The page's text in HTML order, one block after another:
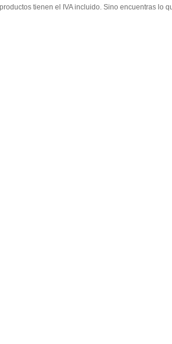
tienen el IVA incluido. Sino encuentras lo